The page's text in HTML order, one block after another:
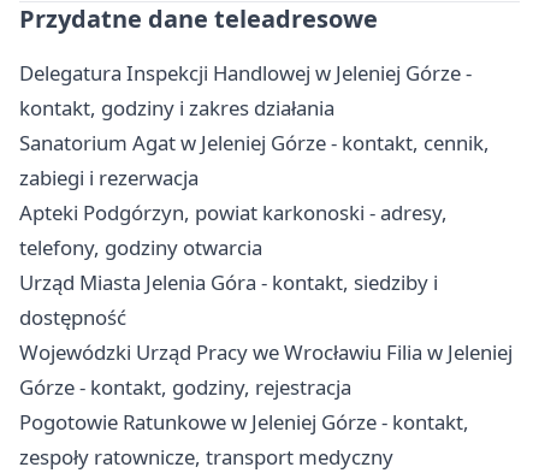
Przydatne dane teleadresowe
Delegatura Inspekcji Handlowej w Jeleniej Górze -
kontakt, godziny i zakres działania
Sanatorium Agat w Jeleniej Górze - kontakt, cennik,
zabiegi i rezerwacja
Apteki Podgórzyn, powiat karkonoski - adresy,
telefony, godziny otwarcia
Urząd Miasta Jelenia Góra - kontakt, siedziby i
dostępność
Wojewódzki Urząd Pracy we Wrocławiu Filia w Jeleniej
Górze - kontakt, godziny, rejestracja
Pogotowie Ratunkowe w Jeleniej Górze - kontakt,
zespoły ratownicze, transport medyczny